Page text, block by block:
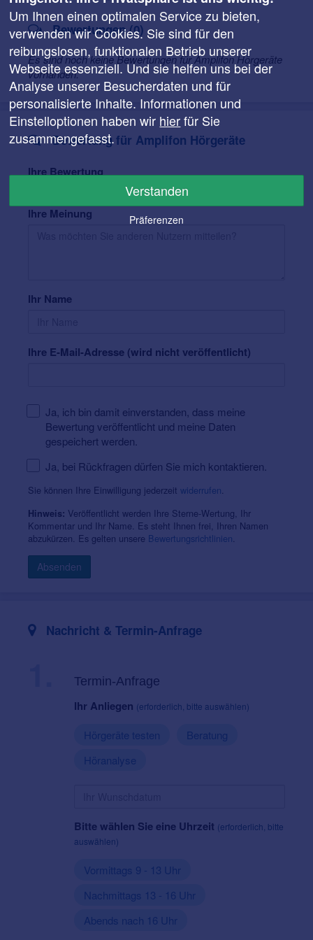
Bewertungen (0)
Es sind noch keine Bewertungen für Amplifon Hörgeräte
vorhanden.
Bewertung für Amplifon Hörgeräte
Ihre Bewertung
Ihre Meinung
Ihr Name
Ihre E-Mail-Adresse (wird nicht veröffentlicht)
Ja, ich bin damit einverstanden, dass meine
Bewertung veröffentlicht und meine Daten
gespeichert werden.
Ja, bei Rückfragen dürfen Sie mich kontaktieren.
Sie können Ihre Einwilligung jederzeit widerrufen.
Hinweis: Veröffentlicht werden Ihre Sterne-Wertung, Ihr
Kommentar und Ihr Name. Es steht Ihnen frei, Ihren Namen
abzukürzen. Es gelten unsere Bewertungsrichtlinien.
Absenden
Nachricht & Termin-Anfrage
Termin-Anfrage
Ihr Anliegen (erforderlich, bitte auswählen)
Hörgeräte testen
Beratung
Höranalyse
Bitte wählen Sie eine Uhrzeit (erforderlich, bitte
auswählen)
Vormittags 9 - 13 Uhr
Nachmittags 13 - 16 Uhr
Abends nach 16 Uhr
Um Ihnen einen optimalen Service zu bieten,
verwenden wir Cookies. Sie sind für den
reibungslosen, funktionalen Betrieb unserer
Webseite essenziell. Und sie helfen uns bei der
Analyse unserer Besucherdaten und für
personalisierte Inhalte. Informationen und
Einstelloptionen haben wir hierfür Sie
zusammengefasst.
Verstanden
Präferenzen